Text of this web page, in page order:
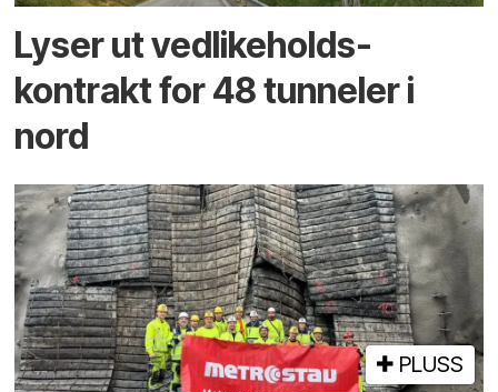
Lyser ut vedlikeholds­
kontrakt for 48 tunneler i
nord
PLUSS